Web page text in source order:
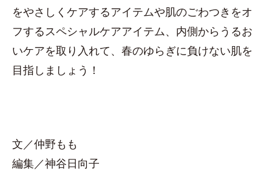
をやさしくケアするアイテムや肌のごわつきをオ
フするスペシャルケアアイテム、内側からうるお
いケアを取り入れて、春のゆらぎに負けない肌を
目指しましょう！
文／仲野もも
編集／神谷日向子